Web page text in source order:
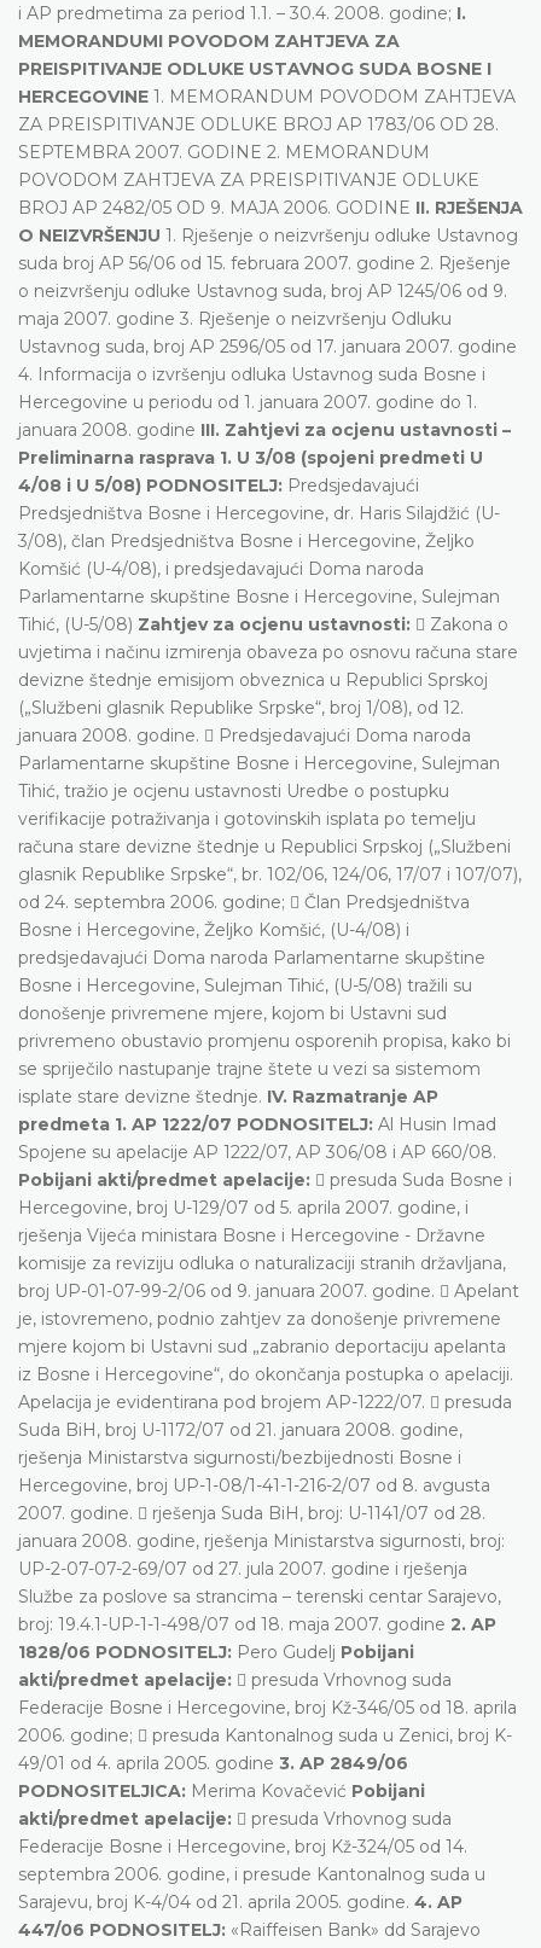
i AP predmetima za period 1.1. – 30.4. 2008. godine; I.
MEMORANDUMI POVODOM ZAHTJEVA ZA
PREISPITIVANJE ODLUKE USTAVNOG SUDA BOSNE I
HERCEGOVINE 1. MEMORANDUM POVODOM ZAHTJEVA
ZA PREISPITIVANJE ODLUKE BROJ AP 1783/06 OD 28.
SEPTEMBRA 2007. GODINE 2. MEMORANDUM
POVODOM ZAHTJEVA ZA PREISPITIVANJE ODLUKE
BROJ AP 2482/05 OD 9. MAJA 2006. GODINE II. RJEŠENJA
O NEIZVRŠENJU 1. Rješenje o neizvršenju odluke Ustavnog
suda broj AP 56/06 od 15. februara 2007. godine 2. Rješenje
o neizvršenju odluke Ustavnog suda, broj AP 1245/06 od 9.
maja 2007. godine 3. Rješenje o neizvršenju Odluku
Ustavnog suda, broj AP 2596/05 od 17. januara 2007. godine
4. Informacija o izvršenju odluka Ustavnog suda Bosne i
Hercegovine u periodu od 1. januara 2007. godine do 1.
januara 2008. godine III. Zahtjevi za ocjenu ustavnosti –
Preliminarna rasprava 1. U 3/08 (spojeni predmeti U
4/08 i U 5/08) PODNOSITELJ: Predsjedavajući
Predsjedništva Bosne i Hercegovine, dr. Haris Silajdžić (U-
3/08), član Predsjedništva Bosne i Hercegovine, Željko
Komšić (U-4/08), i predsjedavajući Doma naroda
Parlamentarne skupštine Bosne i Hercegovine, Sulejman
Tihić, (U-5/08) Zahtjev za ocjenu ustavnosti:  Zakona o
uvjetima i načinu izmirenja obaveza po osnovu računa stare
devizne štednje emisijom obveznica u Republici Sprskoj
(„Službeni glasnik Republike Srpske“, broj 1/08), od 12.
januara 2008. godine.  Predsjedavajući Doma naroda
Parlamentarne skupštine Bosne i Hercegovine, Sulejman
Tihić, tražio je ocjenu ustavnosti Uredbe o postupku
verifikacije potraživanja i gotovinskih isplata po temelju
računa stare devizne štednje u Republici Srpskoj („Službeni
glasnik Republike Srpske“, br. 102/06, 124/06, 17/07 i 107/07),
od 24. septembra 2006. godine;  Član Predsjedništva
Bosne i Hercegovine, Željko Komšić, (U-4/08) i
predsjedavajući Doma naroda Parlamentarne skupštine
Bosne i Hercegovine, Sulejman Tihić, (U-5/08) tražili su
donošenje privremene mjere, kojom bi Ustavni sud
privremeno obustavio promjenu osporenih propisa, kako bi
se spriječilo nastupanje trajne štete u vezi sa sistemom
isplate stare devizne štednje. IV. Razmatranje AP
predmeta 1. AP 1222/07 PODNOSITELJ: Al Husin Imad
Spojene su apelacije AP 1222/07, AP 306/08 i AP 660/08.
Pobijani akti/predmet apelacije:  presuda Suda Bosne i
Hercegovine, broj U-129/07 od 5. aprila 2007. godine, i
rješenja Vijeća ministara Bosne i Hercegovine - Državne
komisije za reviziju odluka o naturalizaciji stranih državljana,
broj UP-01-07-99-2/06 od 9. januara 2007. godine.  Apelant
je, istovremeno, podnio zahtjev za donošenje privremene
mjere kojom bi Ustavni sud „zabranio deportaciju apelanta
iz Bosne i Hercegovine“, do okončanja postupka o apelaciji.
Apelacija je evidentirana pod brojem AP-1222/07.  presuda
Suda BiH, broj U-1172/07 od 21. januara 2008. godine,
rješenja Ministarstva sigurnosti/bezbijednosti Bosne i
Hercegovine, broj UP-1-08/1-41-1-216-2/07 od 8. avgusta
2007. godine.  rješenja Suda BiH, broj: U-1141/07 od 28.
januara 2008. godine, rješenja Ministarstva sigurnosti, broj:
UP-2-07-07-2-69/07 od 27. jula 2007. godine i rješenja
Službe za poslove sa strancima – terenski centar Sarajevo,
broj: 19.4.1-UP-1-1-498/07 od 18. maja 2007. godine 2. AP
1828/06 PODNOSITELJ: Pero Gudelj Pobijani
akti/predmet apelacije:  presuda Vrhovnog suda
Federacije Bosne i Hercegovine, broj Kž-346/05 od 18. aprila
2006. godine;  presuda Kantonalnog suda u Zenici, broj K-
49/01 od 4. aprila 2005. godine 3. AP 2849/06
PODNOSITELJICA: Merima Kovačević Pobijani
akti/predmet apelacije:  presuda Vrhovnog suda
Federacije Bosne i Hercegovine, broj Kž-324/05 od 14.
septembra 2006. godine, i presude Kantonalnog suda u
Sarajevu, broj K-4/04 od 21. aprila 2005. godine. 4. AP
447/06 PODNOSITELJ: «Raiffeisen Bank» dd Sarajevo